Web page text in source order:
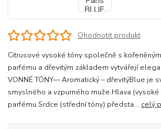
Ohodnotit produkt
Citrusové vysoké tóny společně s
parfému a dřevitým základem vytvářejí
VONNÉ TÓNY— Aromatický – dřevitýBlue je
smyslného a vzpurného muže.Hlava
parfému.Srdce (střední tóny) předsta... celý